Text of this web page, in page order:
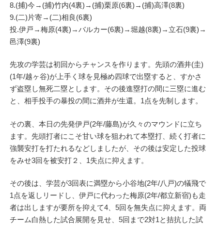
8.(捕)今→(捕)竹内(4裏)→(捕)栗原(6裏)→(捕)高澤(8裏)
9.(二)片寄→(二)相良(6裏)
投.伊戸→梅原(4裏)→バルカー(6裏)→堀越(8裏)→立石(9裏)→
邑澤(9裏)
先攻の学芸は初回からチャンスを作ります。先頭の酒井(圭)
(1年/越ヶ谷)が上手く球を見極め四球で出塁すると、すかさ
ず盗塁し無死二塁とします。その後進塁打の間に三塁に進む
と、相手投手の暴投の間に酒井が生還。1点を先制します。
その裏、本日の先発伊戸(2年/藤島)が久々のマウンドに立ち
ます。先頭打者にこそ甘い球を狙われて本塁打、続く打者に
強襲安打を打たれるなどしましたが、その後は安定した投球
をみせ3回を被安打２、1失点に抑えます。
その後は、学芸が3回表に満塁から小谷地(2年/八戸)の犠飛で
1点を返しリードし、伊戸に代わった梅原(2年/都立新宿)も走
者は出しますが要所を抑えて4、5回を無失点に抑えます。両
チーム白熱した試合展開を見せ、5回まで2対1と拮抗した試